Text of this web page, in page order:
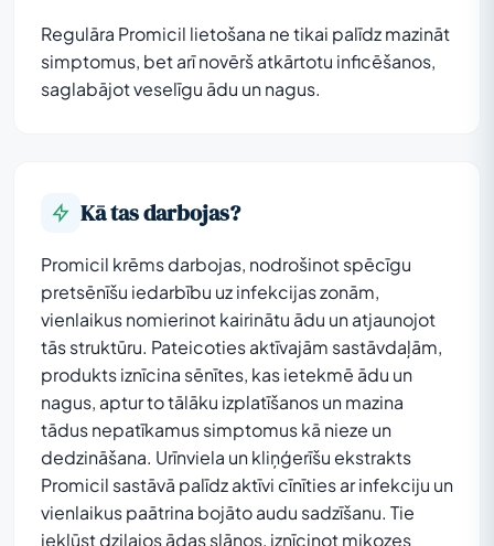
Regulāra Promicil lietošana ne tikai palīdz mazināt
simptomus, bet arī novērš atkārtotu inficēšanos,
saglabājot veselīgu ādu un nagus.
Kā tas darbojas?
Promicil krēms darbojas, nodrošinot spēcīgu
pretsēnīšu iedarbību uz infekcijas zonām,
vienlaikus nomierinot kairinātu ādu un atjaunojot
tās struktūru. Pateicoties aktīvajām sastāvdaļām,
produkts iznīcina sēnītes, kas ietekmē ādu un
nagus, aptur to tālāku izplatīšanos un mazina
tādus nepatīkamus simptomus kā nieze un
dedzināšana. Urīnviela un kliņģerīšu ekstrakts
Promicil sastāvā palīdz aktīvi cīnīties ar infekciju un
vienlaikus paātrina bojāto audu sadzīšanu. Tie
iekļūst dziļajos ādas slāņos, iznīcinot mikozes